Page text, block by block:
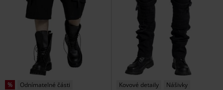
% Odnímatelné části Kovové detaily Nášivky